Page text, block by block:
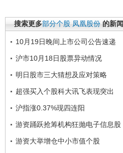
搜索更多部分个股 凤凰股份 的新闻
10月19日晚间上市公司公告速递
沪市10月18日股票异动情况
明日股市三大猜想及应对策略
超强买入个股科大讯飞表现突出
沪指涨0.37%现四连阳
游资踊跃抢筹机构狂抛电子信息股
游资大举增仓中小市值个股